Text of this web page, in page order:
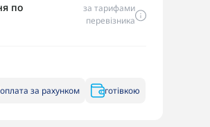
по
за тарифами
перевізника
оплата за рахунком готівкою